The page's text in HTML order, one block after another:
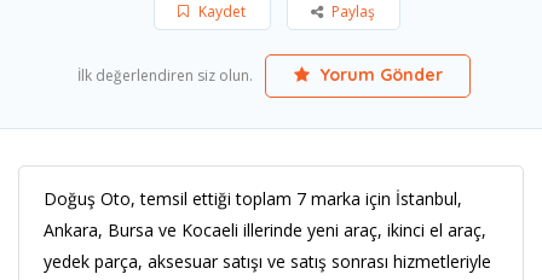
Kaydet Paylaş
İlk değerlendiren siz olun. Yorum Gönder
Doğuş Oto, temsil ettiği toplam 7 marka için İstanbul,
Ankara, Bursa ve Kocaeli illerinde yeni araç, ikinci el araç,
yedek parça, aksesuar satışı ve satış sonrası hizmetleriyle